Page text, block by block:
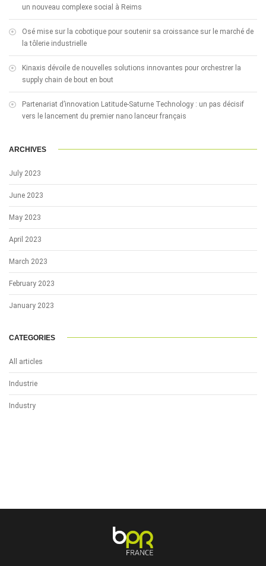
un nouveau complexe social à Reims
Osé mise sur la cobotique pour soutenir sa croissance sur le marché de
la tôlerie industrielle
Kinaxis dévoile de nouvelles solutions innovantes pour orchestrer la
supply chain de bout en bout
Partenariat d’innovation Latitude-Saturne Technology : un pas décisif
vers le lancement du premier nano lanceur français
ARCHIVES
July 2023
June 2023
May 2023
April 2023
March 2023
February 2023
January 2023
CATEGORIES
All articles
Industrie
Industry